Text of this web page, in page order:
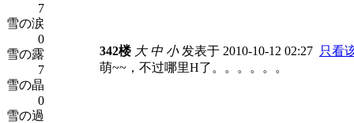
7
雪の涙
0
雪の露
7
雪の晶
0
雪の過
342楼 大 中 小发表于 2010-10-12 02:27 只看
萌~~，不过哪里H了。。。。。。